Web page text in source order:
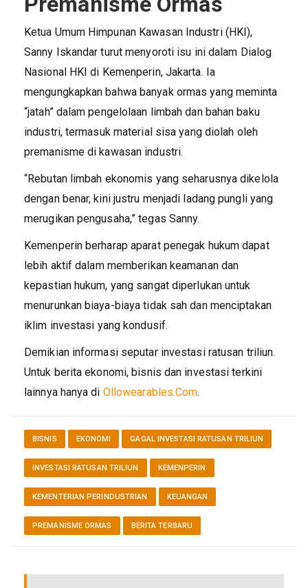
Ketua Umum Himpunan Kawasan Industri (HKI),
Sanny Iskandar turut menyoroti isu ini dalam Dialog
Nasional HKI di Kemenperin, Jakarta. Ia
mengungkapkan bahwa banyak ormas yang meminta
“jatah” dalam pengelolaan limbah dan bahan baku
industri, termasuk material sisa yang diolah oleh
premanisme di kawasan industri.
“Rebutan limbah ekonomis yang seharusnya dikelola
dengan benar, kini justru menjadi ladang pungli yang
merugikan pengusaha,” tegas Sanny.
Kemenperin berharap aparat penegak hukum dapat
lebih aktif dalam memberikan keamanan dan
kepastian hukum, yang sangat diperlukan untuk
menurunkan biaya-biaya tidak sah dan menciptakan
iklim investasi yang kondusif.
Demikian informasi seputar investasi ratusan triliun.
Untuk berita ekonomi, bisnis dan investasi terkini
lainnya hanya di Ollowearables.Com.
BISNIS EKONOMI GAGAL INVESTASI RATUSAN TRILIUN
INVESTASI RATUSAN TRILIUN KEMENPERIN
KEMENTERIAN PERINDUSTRIAN KEUANGAN
PREMANISME ORMAS BERITA TERBARU